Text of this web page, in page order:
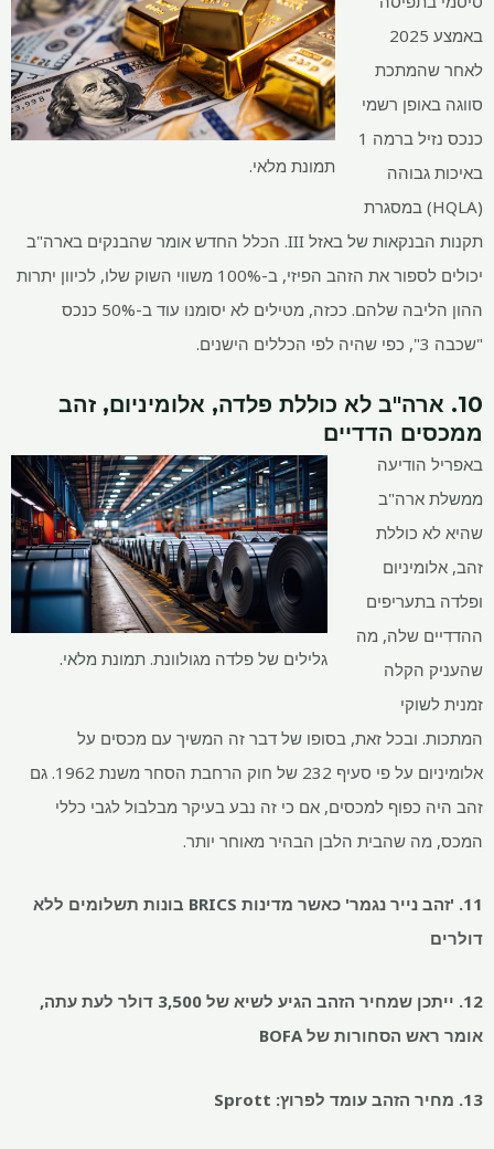
תמונת מלאי.
באמצע 2025
לאחר שהמתכת
סווגה באופן רשמי
כנכס נזיל ברמה 1
באיכות גבוהה
(HQLA) במסגרת
תקנות הבנקאות של באזל III. הכלל החדש אומר שהבנקים בארה"ב
יכולים לספור את הזהב הפיזי, ב-100% משווי השוק שלו, לכיוון יתרות
ההון הליבה שלהם. ככזה, מטילים לא יסומנו עוד ב-50% כנכס
"שכבה 3", כפי שהיה לפי הכללים הישנים.
10. ארה"ב לא כוללת פלדה, אלומיניום, זהב
ממכסים הדדיים
גלילים של פלדה מגולוונת. תמונת מלאי.
באפריל הודיעה
ממשלת ארה"ב
שהיא לא כוללת
זהב, אלומיניום
ופלדה בתעריפים
ההדדיים שלה, מה
שהעניק הקלה
זמנית לשוקי
המתכות. ובכל זאת, בסופו של דבר זה המשיך עם מכסים על
אלומיניום על פי סעיף 232 של חוק הרחבת הסחר משנת 1962. גם
זהב היה כפוף למכסים, אם כי זה נבע בעיקר מבלבול לגבי כללי
המכס, מה שהבית הלבן הבהיר מאוחר יותר.
11. 'זהב נייר נגמר' כאשר מדינות BRICS בונות תשלומים ללא
דולרים
12. ייתכן שמחיר הזהב הגיע לשיא של 3,500 דולר לעת עתה,
אומר ראש הסחורות של BOFA
13. מחיר הזהב עומד לפרוץ: Sprott